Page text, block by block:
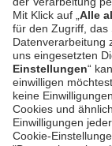
PCI DSS -
Datensicherheit
Betrugsprävention